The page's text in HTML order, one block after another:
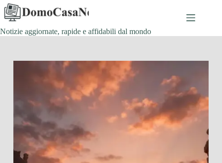
Salta
contenuto
Notizie aggiornate, rapide e affidabili dal mondo